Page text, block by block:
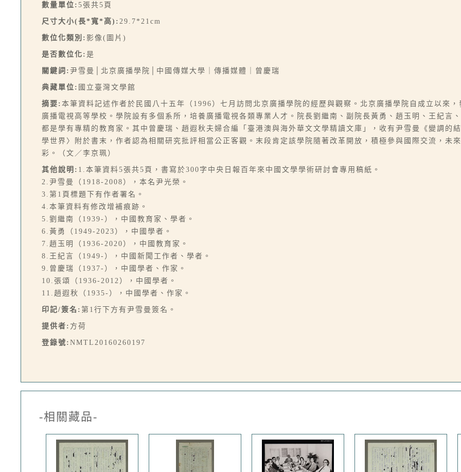
數量單位: 5張共5頁
尺寸大小(長*寬*高): 29.7*21cm
數位化類別: 影像(圖片)
是否數位化: 是
關鍵詞: 尹雪曼│北京廣播學院│中國傳媒大學｜傳播媒體｜曾慶瑞
典藏單位: 國立臺灣文學館
摘要: 本筆資料記述作者於民國八十五年（1996）七月訪問北京廣播學院的經歷與觀察。北京廣播學院自成立以來
廣播電視高等學校。學院設有多個系所，培養廣播電視各類專業人才。院長劉繼南、副院長黃勇、趙玉明、王紀言
都是學有專精的教育家。其中曾慶瑞、趙遐秋夫婦合編「臺港澳與海外華文文學精讀文庫」，收有尹雪曼《變調的
學世界〉附於書末，作者認為相關研究批評相當公正客觀。末段肯定該學院隨著改革開放，積極參與國際交流，未
彩。（文／李京珮）
其他說明: 1.本筆資料5張共5頁，書寫於300字中央日報百年來中國文學學術研討會專用稿紙。
2.尹雪曼（1918-2008），本名尹光榮。
3.第1頁標題下有作者署名。
4.本筆資料有修改增補痕跡。
5.劉繼南（1939-），中國教育家、學者。
6.黃勇（1949-2023），中國學者。
7.趙玉明（1936-2020），中國教育家。
8.王紀言（1949-），中國新聞工作者、學者。
9.曾慶瑞（1937-），中國學者、作家。
10.張頌（1936-2012），中國學者。
11.趙遐秋（1935-），中國學者、作家。
印記/簽名: 第1行下方有尹雪曼簽名。
提供者: 方荷
登錄號: NMTL20160260197
-相關藏品-